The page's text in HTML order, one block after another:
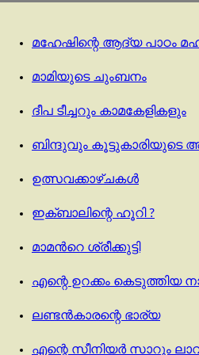
മഹേഷിന്റെ ആദ്യ പാഠം
മാമിയുടെ ചുംബനം
ദീപ ടീച്ചറും കാമകേളികളും
ബിന്ദുവും കൂട്ടുകാരിയുടെ
ഉത്സവക്കാഴ്ചകൾ
ഇക്ബാലിന്റെ ഹൂറി ?
മാമന്‍റെ ശ്രീക്കുട്ടി
എന്റെ ഉറക്കം കെടുത്തിയ
ലണ്ടൻകാരന്റെ ഭാര്യ
എന്റെ സീനിയർ സാറും